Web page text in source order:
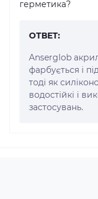
герметика?
ОТВЕТ:
Anserglob
фарбується і
тоді як
водостійкі і
застосувань.